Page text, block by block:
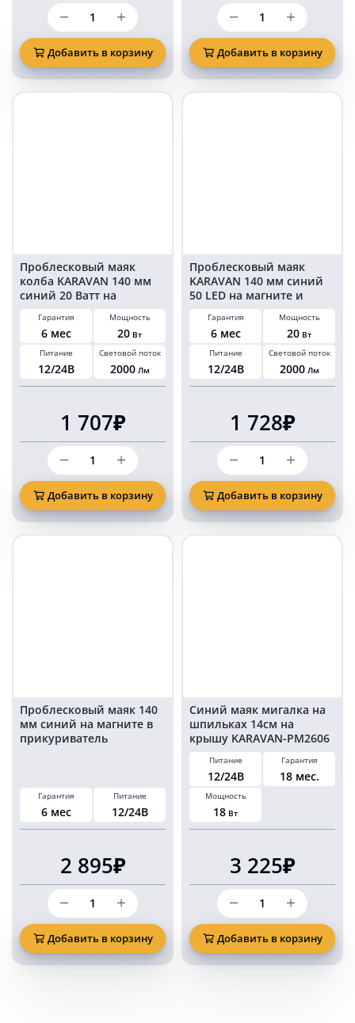
Количество
товара
Синяя
мигалка
маяк
на
магните
Добавить в корзину
Количество
товара
Проблесковый
маяк
KARAVAN
130
мм
Добавить в корзину
Проблесковый маяк
колба KARAVAN 140 мм
синий 20 Ватт на
магните и болтах в
прикуриватель
Гарантия
6 мес
Мощность
20 Вт
Питание
12/24В
Световой поток
2000 Лм
1 707₽
Количество
товара
Проблесковый
маяк
колба
KARAVAN
140
Добавить в корзину
Проблесковый маяк
KARAVAN 140 мм синий
50 LED на магните и
болтах в прикуриватель
Гарантия
6 мес
Мощность
20 Вт
Питание
12/24В
Световой поток
2000 Лм
1 728₽
Количество
товара
Проблесковый
маяк
KARAVAN
140
мм
Добавить в корзину
Проблесковый маяк 140
мм синий на магните в
прикуриватель
Гарантия
6 мес
Питание
12/24В
2 895₽
Количество
товара
Проблесковый
маяк
140
мм
Добавить в корзину
Синий маяк мигалка на
шпильках 14см на
крышу KARAVAN-PM2606
Питание
12/24В
Гарантия
18 мес.
Мощность
18 Вт
3 225₽
Количество
товара
Синий
маяк
мигалка
на
Добавить в корзину